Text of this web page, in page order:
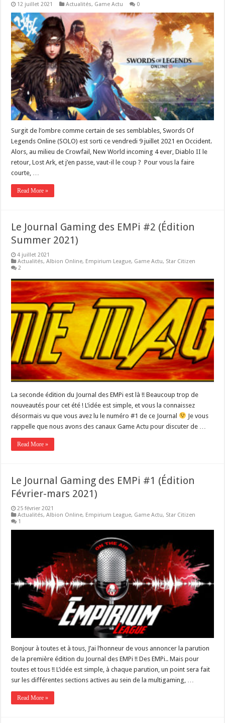
12 juillet 2021 Actualités, Game Actu 0
Surgit de l’ombre comme certain de ses semblables, Swords Of
Legends Online (SOLO) est sorti ce vendredi 9 juillet 2021 en Occident.
Alors, au milieu de Crowfail, New World incoming 4 ever, Diablo II le
retour, Lost Ark, et j’en passe, vaut-il le coup ? Pour vous la faire
courte, …
Read More »
Le Journal Gaming des EMPi #2 (Édition
Summer 2021)
4 juillet 2021
Actualités,Albion Online, Empirium League, Game Actu, Star Citizen
2
La seconde édition du Journal des EMPi est là !! Beaucoup trop de
nouveautés pour cet été ! L’idée est simple, et vous la connaissez
désormais vu que vous avez lu le numéro #1 de ce Journal
Je vous
rappelle que nous avons des canaux Game Actu pour discuter de …
Read More »
Le Journal Gaming des EMPi #1 (Édition
Février-mars 2021)
25 février 2021
Actualités,Albion Online, Empirium League, Game Actu, Star Citizen
1
Bonjour à toutes et à tous, J’ai l’honneur de vous annoncer la parution
de la première édition du Journal des EMPi !! Des EMPi.. Mais pour
toutes et tous !! L’idée est simple, à chaque parution, un point sera fait
sur les différentes sections actives au sein de la multigaming, …
Read More »